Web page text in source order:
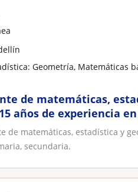
Geometría, Matemáticas
de matemáticas,
años de experiencia
secundaria
de matemáticas, estadística y
secundaria.